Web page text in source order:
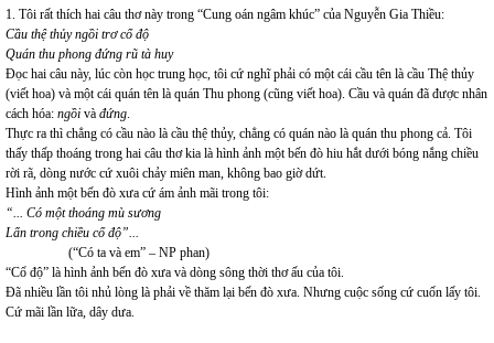
1. Tôi rất thích hai câu thơ này trong “Cung oán ngâm khúc” của Nguyễn Gia Thiều:
Cầu thệ thủy ngồi trơ cổ độ
Quán thu phong đứng rũ tà huy
Đọc hai câu này, lúc còn học trung học, tôi cứ nghĩ phải có một cái cầu tên là cầu Thệ thủy
(viết hoa) và một cái quán tên là quán Thu phong (cũng viết hoa). Cầu và quán đã được nhân
cách hóa: ngồi và đứng.
Thực ra thì chẳng có cầu nào là cầu thệ thủy, chẳng có quán nào là quán thu phong cả. Tôi
thấy thấp thoáng trong hai câu thơ kia là hình ảnh một bến đò hiu hắt dưới bóng nắng chiều
rời rã, dòng nước cứ xuôi chảy miên man, không bao giờ dứt.
Hình ảnh một bến đò xưa cứ ám ảnh mãi trong tôi:
“... Có một thoáng mù sương
Lẩn trong chiều cổ độ”...
(“Có ta và em” – NP phan)
“Cổ độ” là hình ảnh bến đò xưa và dòng sông thời thơ ấu của tôi.
Đã nhiều lần tôi nhủ lòng là phải về thăm lại bến đò xưa. Nhưng cuộc sống cứ cuốn lấy tôi.
Cứ mãi lần lữa, dây dưa.